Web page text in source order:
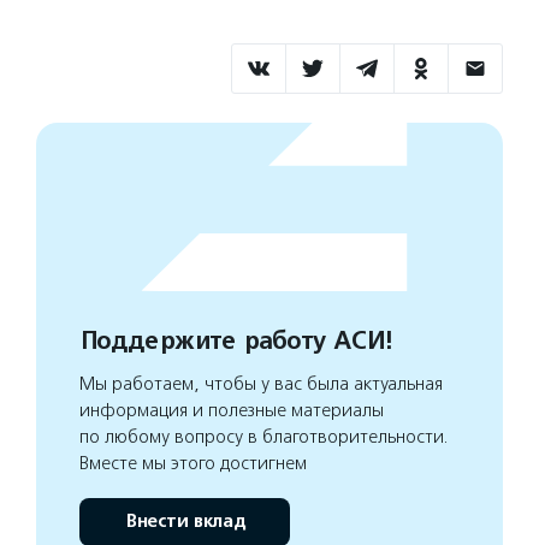
Поддержите работу АСИ!
Мы работаем, чтобы у вас была актуальная
информация и полезные материалы
по любому вопросу в благотворительности.
Вместе мы этого достигнем
Внести вклад